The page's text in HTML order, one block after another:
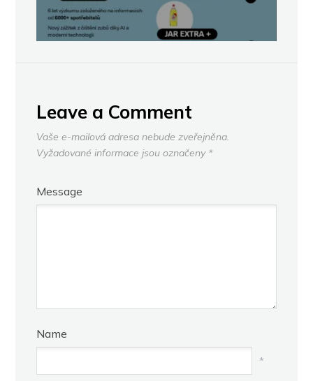
Leave a Comment
Vaše e-mailová adresa nebude zveřejněna.
Vyžadované informace jsou označeny *
Message
Name
*